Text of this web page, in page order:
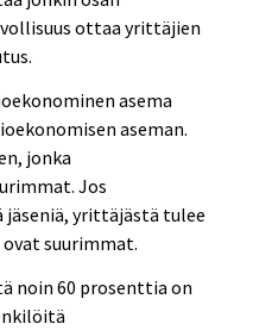
ottaa yrittäjien
asema
aseman.
jonka
Jos
jäseniä, yrittäjästä tulee
suurimmat.
noin 60 prosenttia on